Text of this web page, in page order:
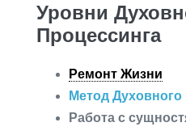
Уровни
Процессинга
Ремонт Жизни
Метод
Работа с